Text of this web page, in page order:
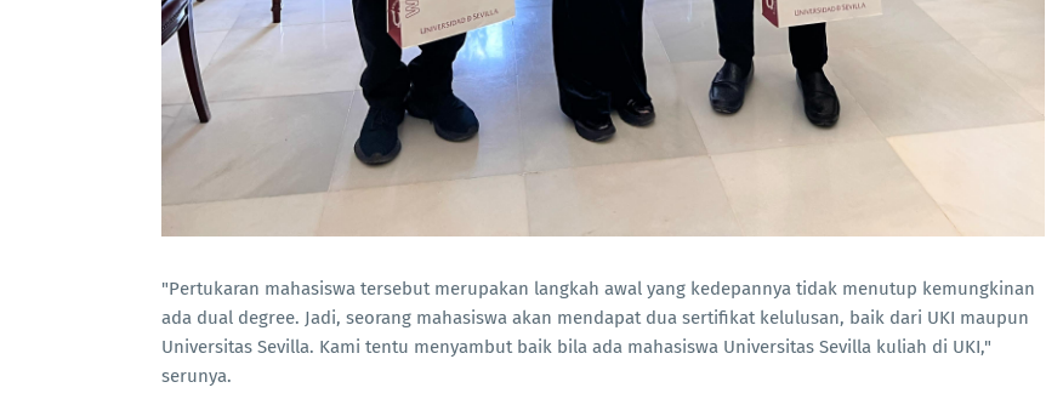
"Pertukaran mahasiswa tersebut merupakan langkah awal yang kedepannya tidak menutup kemungkinan
ada dual degree. Jadi, seorang mahasiswa akan mendapat dua sertifikat kelulusan, baik dari UKI maupun
Universitas Sevilla. Kami tentu menyambut baik bila ada mahasiswa Universitas Sevilla kuliah di UKI,"
serunya.